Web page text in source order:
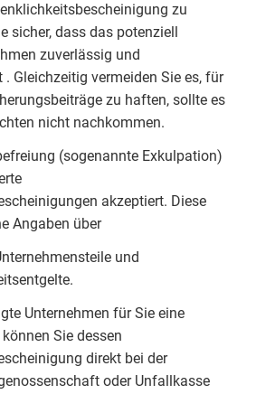
zu
sicher, dass das potenziell
zuverlässig und
Gleichzeitig vermeiden Sie es, für
zu haften, sollte es
nicht nachkommen.
(sogenannte Exkulpation)
akzeptiert. Diese
Angaben über
und
Unternehmen für Sie eine
Sie dessen
direkt bei der
oder Unfallkasse